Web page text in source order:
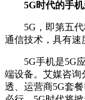
5G时代的手机
5G，即第五代
通信技术，具有速
5G手机是5G应
端设备。艾媒咨询
透、运营商5G套